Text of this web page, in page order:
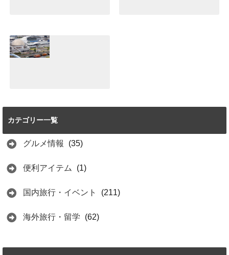
き♪レンタルショ
ップとおすすめグ
ルメ紹介
はイルカショーと
ド
2021.06.15
カテゴリー一覧
グルメ情報 (35)
便利アイテム (1)
国内旅行・イベント (211)
海外旅行・留学 (62)